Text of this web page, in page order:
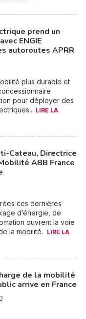
prend un
ENGIE
autoroutes APRR
plus durable et
pour déployer des
LIRE LA
Cateau, Directrice
ABB France
ces dernières
d’énergie, de
ouvrent la voie
la mobilité.
LIRE LA
de la mobilité
arrive en France